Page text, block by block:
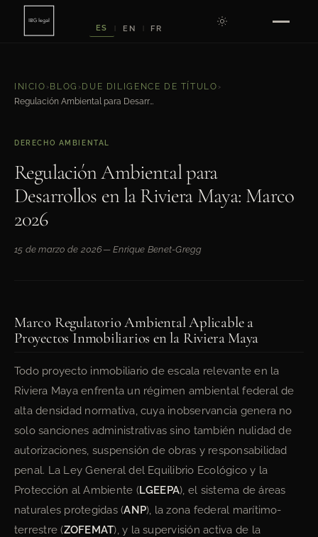
ES EN FR
INICIO › BLOG › DUE DILIGENCE DE TÍTULO ›
Regulación Ambiental para Desarrollos en la Riviera Maya: Marco 2026
DERECHO AMBIENTAL
Regulación Ambiental para
Desarrollos en la Riviera Maya: Marco
2026
15 de marzo de 2026— Enrique Benet-Gregg
Marco Regulatorio Ambiental Aplicable a
Proyectos Inmobiliarios en la Riviera Maya
Todo proyecto inmobiliario de escala relevante en la
Riviera Maya enfrenta un régimen ambiental federal de
alta densidad normativa, cuya inobservancia genera no
solo sanciones administrativas sino también nulidad de
autorizaciones, suspensión de obras y responsabilidad
penal. La Ley General del Equilibrio Ecológico y la
Protección al Ambiente (LGEEPA), el sistema de áreas
naturales protegidas (ANP), la zona federal marítimo-
terrestre (ZOFEMAT), y la supervisión activa de la